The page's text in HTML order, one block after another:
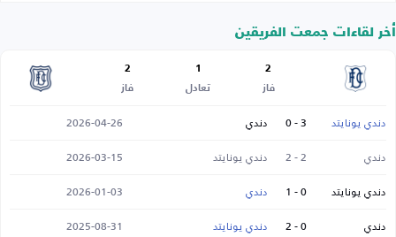
أخر لقاءات جمعت الفريقين
2
فاز
1
تعادل
2
فاز
دندي يونايتد 3 - 0 دندي
2026-04-26
دندي
2 - 2 دندي يونايتد
2026-03-15
دندي يونايتد
0 - 1 دندي
2026-01-03
دندي
0 - 2 دندي يونايتد
2025-08-31